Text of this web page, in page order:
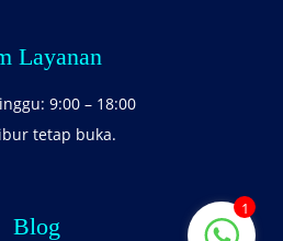
Layanan
9:00 – 18:00
tetap buka.
Blog
1